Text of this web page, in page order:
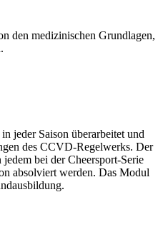
den medizinischen Grundlagen,
jeder Saison überarbeitet und
des CCVD-Regelwerks. Der
bei der Cheersport-Serie
absolviert werden. Das Modul